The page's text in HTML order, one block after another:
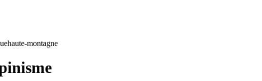
haute-montagne